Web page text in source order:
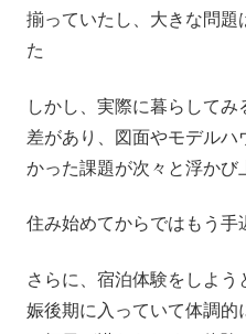
揃っていたし、大きな問題
た
しかし、実際に暮らして
差があり、図面やモデル
かった課題が次々と浮かび
住み始めてからではもう手
さらに、宿泊体験をしよ
娠後期に入っていて体調的